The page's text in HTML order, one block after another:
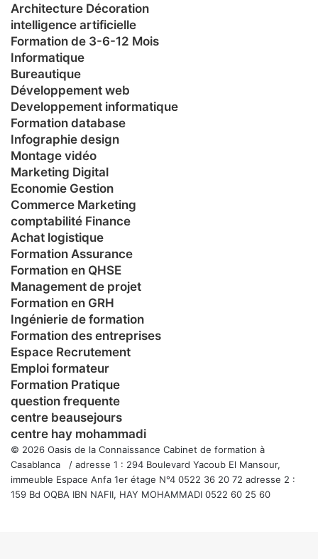
Architecture Décoration
intelligence artificielle
Formation de 3-6-12 Mois
Informatique
Bureautique
Développement web
Developpement informatique
Formation database
Infographie design
Montage vidéo
Marketing Digital
Economie Gestion
Commerce Marketing
comptabilité Finance
Achat logistique
Formation Assurance
Formation en QHSE
Management de projet
Formation en GRH
Ingénierie de formation
Formation des entreprises
Espace Recrutement
Emploi formateur
Formation Pratique
question frequente
centre beausejours
centre hay mohammadi
© 2026 Oasis de la Connaissance Cabinet de formation à
Casablanca / adresse 1 : 294 Boulevard Yacoub El Mansour,
immeuble Espace Anfa 1er étage N°4 0522 36 20 72 adresse 2 :
159 Bd OQBA IBN NAFII, HAY MOHAMMADI 0522 60 25 60